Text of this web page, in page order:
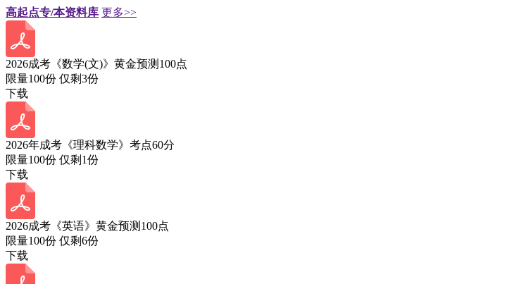
高起点专/本资料库 更多>>
2026成考《数学(文)》黄金预测100点
限量100份 仅剩3份
下载
2026年成考《理科数学》考点60分
限量100份 仅剩 1份
下载
2026成考《英语》黄金预测100点
限量100份 仅剩6份
下载